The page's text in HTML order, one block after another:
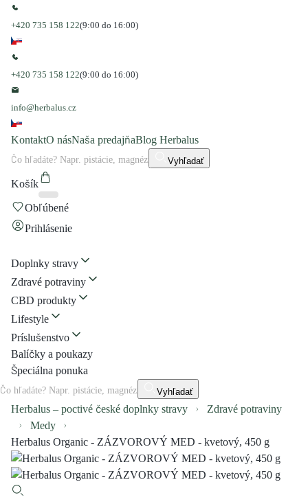
+420 735 158 122(9:00 do 16:00)
+420 735 158 122(9:00 do 16:00)
info@herbalus.cz
KontaktO násNaša predajňaBlog Herbalus
Vyhľadať
Košík
Obľúbené
Prihlásenie
Doplnky stravy
Zdravé potraviny
CBD produkty
Lifestyle
Príslušenstvo
Balíčky a poukazy
Špeciálna ponuka
Vyhľadať
Herbalus – poctivé české doplnky stravy
Zdravé potraviny
Medy
Herbalus Organic - ZÁZVOROVÝ MED - kvetový, 450 g